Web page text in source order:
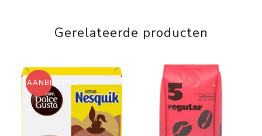
Gerelateerde producten
AANBIEDING!